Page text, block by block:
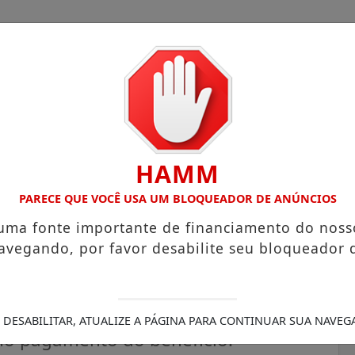
ATUAÇÃO VOLTADA AO MUNICÍPIO RECEITA FEDERAL
para prova de vida
têm prazo para regularizar a
pagamento do benefício.
HAMM
PARECE QUE VOCÊ USA UM BLOQUEADOR DE ANÚNCIOS
fonte importante de financiamento do
por favor desabilite seu bloqueador
DESABILITAR, ATUALIZE A PÁGINA PARA CONTINUAR SUA